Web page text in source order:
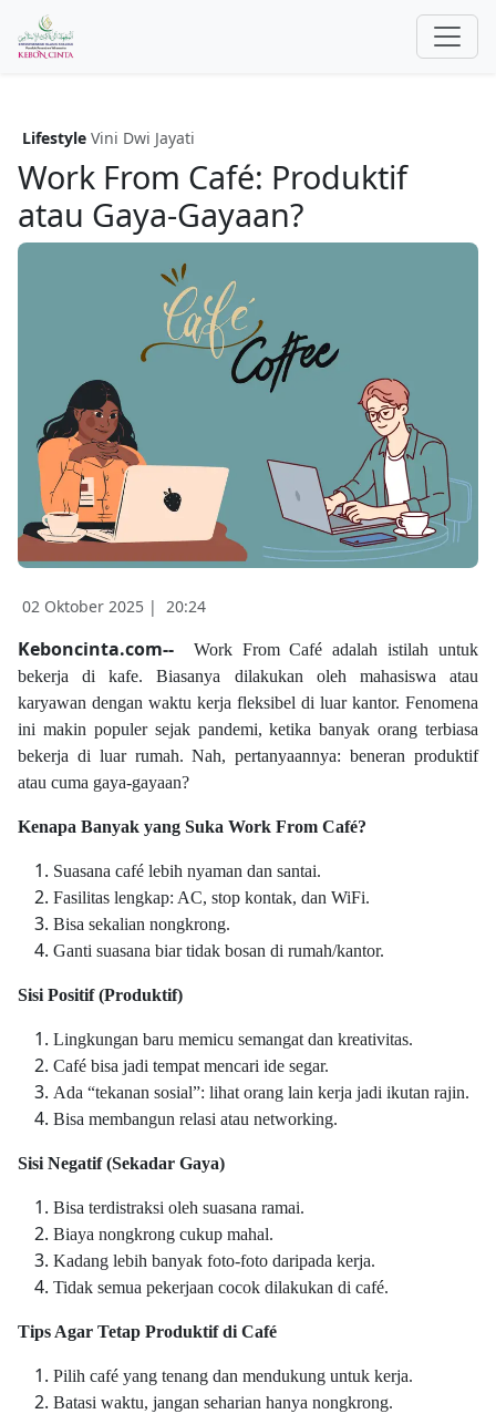
Lifestyle Vini Dwi Jayati
Work From Café: Produktif
atau Gaya-Gayaan?
02 Oktober 2025 | 20:24
Keboncinta.com--
Work From Café adalah istilah untuk
bekerja di kafe. Biasanya dilakukan oleh mahasiswa atau
karyawan dengan waktu kerja fleksibel di luar kantor. Fenomena
ini makin populer sejak pandemi, ketika banyak orang terbiasa
bekerja di luar rumah. Nah, pertanyaannya: beneran produktif
atau cuma gaya-gayaan?
Kenapa Banyak yang Suka Work From Café?
Suasana café lebih nyaman dan santai.
Fasilitas lengkap: AC, stop kontak, dan WiFi.
Bisa sekalian nongkrong.
Ganti suasana biar tidak bosan di rumah/kantor.
Sisi Positif (Produktif)
Lingkungan baru memicu semangat dan kreativitas.
Café bisa jadi tempat mencari ide segar.
Ada “tekanan sosial”: lihat orang lain kerja jadi ikutan rajin.
Bisa membangun relasi atau networking.
Sisi Negatif (Sekadar Gaya)
Bisa terdistraksi oleh suasana ramai.
Biaya nongkrong cukup mahal.
Kadang lebih banyak foto-foto daripada kerja.
Tidak semua pekerjaan cocok dilakukan di café.
Tips Agar Tetap Produktif di Café
Pilih café yang tenang dan mendukung untuk kerja.
Batasi waktu, jangan seharian hanya nongkrong.